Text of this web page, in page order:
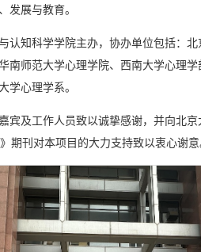
发展与教育。
认知科学学院主办，协办单位包括：
南师范大学心理学院、西南大学心理
学心理学系。
宾及工作人员致以诚挚感谢，并向北京
期刊对本项目的大力支持致以衷心谢